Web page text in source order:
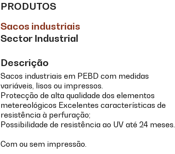
PRODUTOS
Sacos industriais
Sector Industrial
Descrição
Sacos industriais em PEBD com medidas
variáveis, lisos ou impressos.
Protecção de alta qualidade dos elementos
metereológicos Excelentes características de
resistência à perfuração;
Possibilidade de resistência ao UV até 24 meses.
Com ou sem impressão.